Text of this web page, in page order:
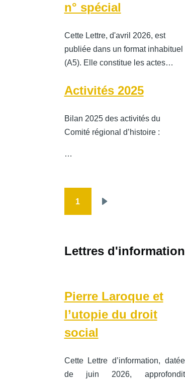
n° spécial
Cette Lettre, d'avril 2026, est
publiée dans un format inhabituel
(A5). Elle constitue les actes…
Activités 2025
Bilan 2025 des activités du
Comité régional d’histoire :
…
Pagination
1
Lettres d'information
Pierre Laroque et
l’utopie du droit
social
Cette Lettre d’information, datée
de juin 2026, approfondit